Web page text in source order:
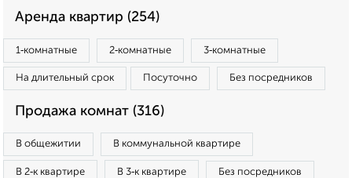
Аренда квартир (254)
1‑комнатные 2‑комнатные 3‑комнатные
На длительный срок Посуточно Без посредников
Продажа комнат (316)
В общежитии В коммунальной квартире
В 2‑к квартире В 3‑к квартире Без посредников